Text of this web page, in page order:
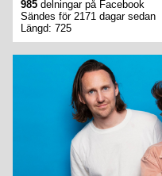
985 delningar på Facebook
Sändes för 2171 dagar sedan
Längd: 725